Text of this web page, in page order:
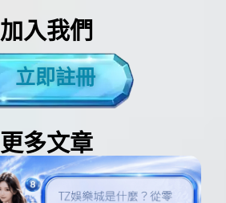
加入我們
立即註冊
更多文章